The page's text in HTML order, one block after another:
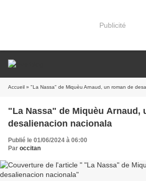
Publicité
Accueil » "La Nassa" de Miquèu Arnaud, un roman de
"La Nassa" de Miquèu Arnaud,
desalienacion nacionala
Publié le 01/06/2024 à 06:00
Par occitan